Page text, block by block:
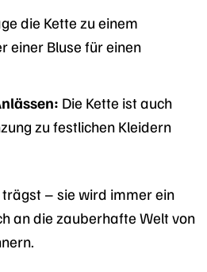
die Kette zu einem
einer Bluse für einen
Die Kette ist auch
zu festlichen Kleidern
trägst – sie wird immer ein
an die zauberhafte Welt von